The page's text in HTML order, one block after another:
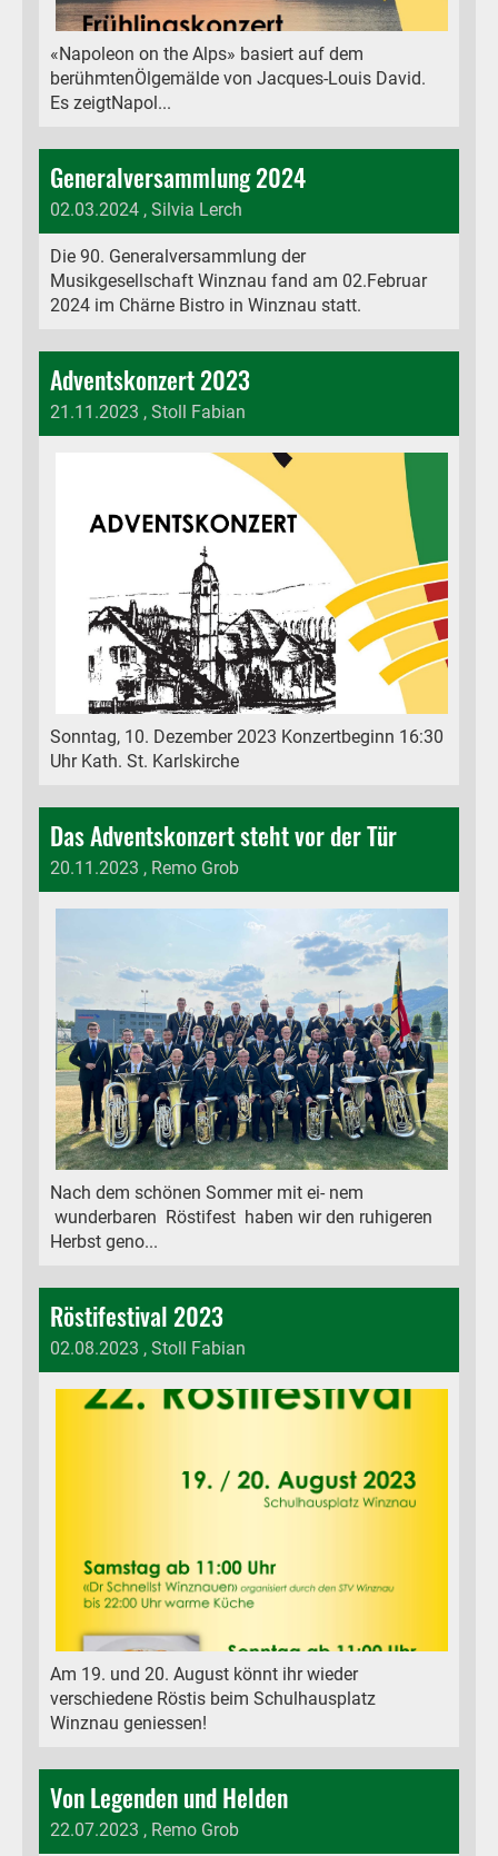
«Napoleon on the Alps» basiert auf dem
berühmtenÖlgemälde von Jacques-Louis David.
Es zeigtNapol...
Generalversammlung 2024
02.03.2024 , Silvia Lerch
Die 90. Generalversammlung der
Musikgesellschaft Winznau fand am 02.Februar
2024 im Chärne Bistro in Winznau statt.
Adventskonzert 2023
21.11.2023 , Stoll Fabian
Sonntag, 10. Dezember 2023 Konzertbeginn 16:30
Uhr Kath. St. Karlskirche
Das Adventskonzert steht vor der Tür
20.11.2023 , Remo Grob
Nach dem schönen Sommer mit ei- nem
wunderbaren Röstifest haben wir den ruhigeren
Herbst geno...
Röstifestival 2023
02.08.2023 , Stoll Fabian
Am 19. und 20. August könnt ihr wieder
verschiedene Röstis beim Schulhausplatz
Winznau geniessen!
Von Legenden und Helden
22.07.2023 , Remo Grob